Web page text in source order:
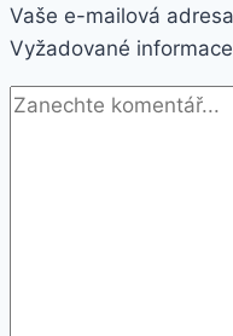
a
Vaše e-mailová
Vyžadované